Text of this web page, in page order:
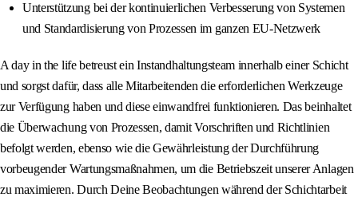
Unterstützung bei der kontinuierlichen Verbesserung von Systemen
und Standardisierung von Prozessen im ganzen EU-Netzwerk
A day in the life betreust ein Instandhaltungsteam innerhalb einer Schicht
und sorgst dafür, dass alle Mitarbeitenden die erforderlichen Werkzeuge
zur Verfügung haben und diese einwandfrei funktionieren. Das beinhaltet
die Überwachung von Prozessen, damit Vorschriften und Richtlinien
befolgt werden, ebenso wie die Gewährleistung der Durchführung
vorbeugender Wartungsmaßnahmen, um die Betriebszeit unserer Anlagen
zu maximieren. Durch Deine Beobachtungen während der Schichtarbeit